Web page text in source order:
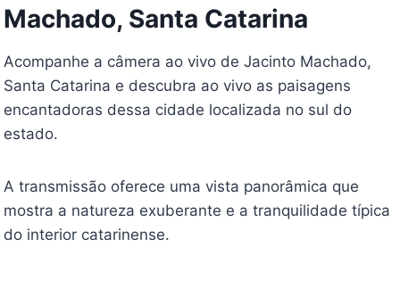
Machado, Santa Catarina
Acompanhe a câmera ao vivo de Jacinto Machado,
Santa Catarina e descubra ao vivo as paisagens
encantadoras dessa cidade localizada no sul do
estado.
A transmissão oferece uma vista panorâmica que
mostra a natureza exuberante e a tranquilidade típica
do interior catarinense.